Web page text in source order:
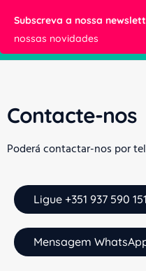
Subscreva a nossa
nossas novidades
Contacte-nos
Poderá contactar-nos por
Ligue +351 937 590 151
Mensagem